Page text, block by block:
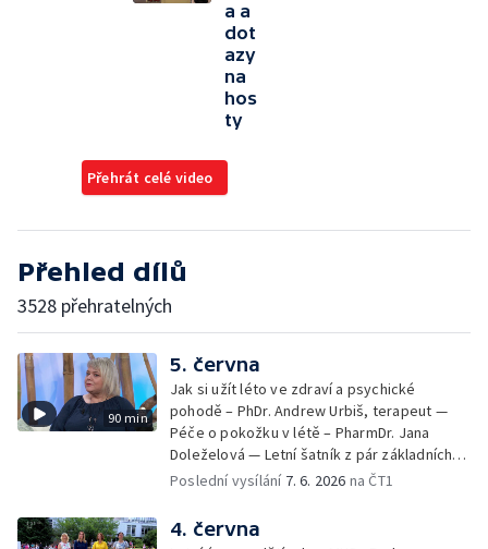
a a
dot
azy
na
hos
ty
Přehrát celé video
Přehled dílů
3528 přehratelných
90 min
5. června
Jak si užít léto ve zdraví a psychické
pohodě – PhDr. Andrew Urbiš, terapeut —
Péče o pokožku v létě – PharmDr. Jana
Doleželová — Letní šatník z pár základních
kousků – Luděk Šmehlík, stylista —
slavnosti – Jiří Krhut, hudebník — Vaření:
letní párty s přáteli – Pavla Pavelková —
Poslední vysílání 7. 6. 2026 na ČT1
4. června